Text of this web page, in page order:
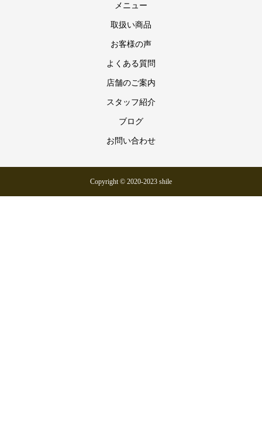
メニュー
取扱い商品
お客様の声
よくある質問
店舗のご案内
スタッフ紹介
ブログ
お問い合わせ
Copyright © 2020-2023 shile